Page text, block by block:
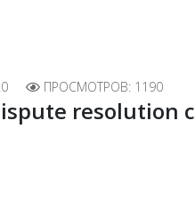
ПРОСМОТРОВ: 1190
resolution